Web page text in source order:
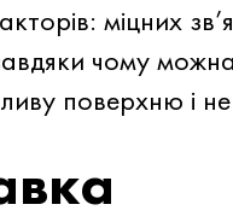
міцних
чому
поверхню і